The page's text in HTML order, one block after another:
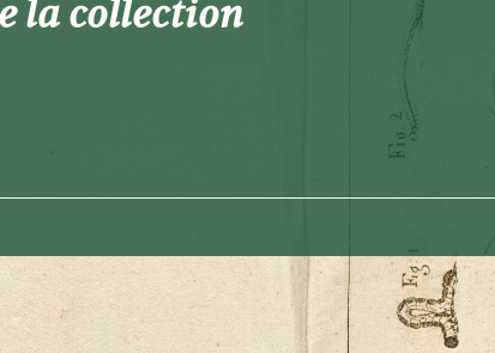
la collection